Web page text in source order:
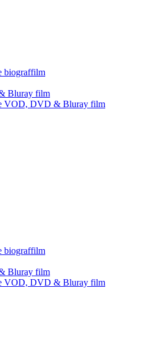
biograffilm
Bluray film
VOD, DVD & Bluray film
biograffilm
Bluray film
VOD, DVD & Bluray film